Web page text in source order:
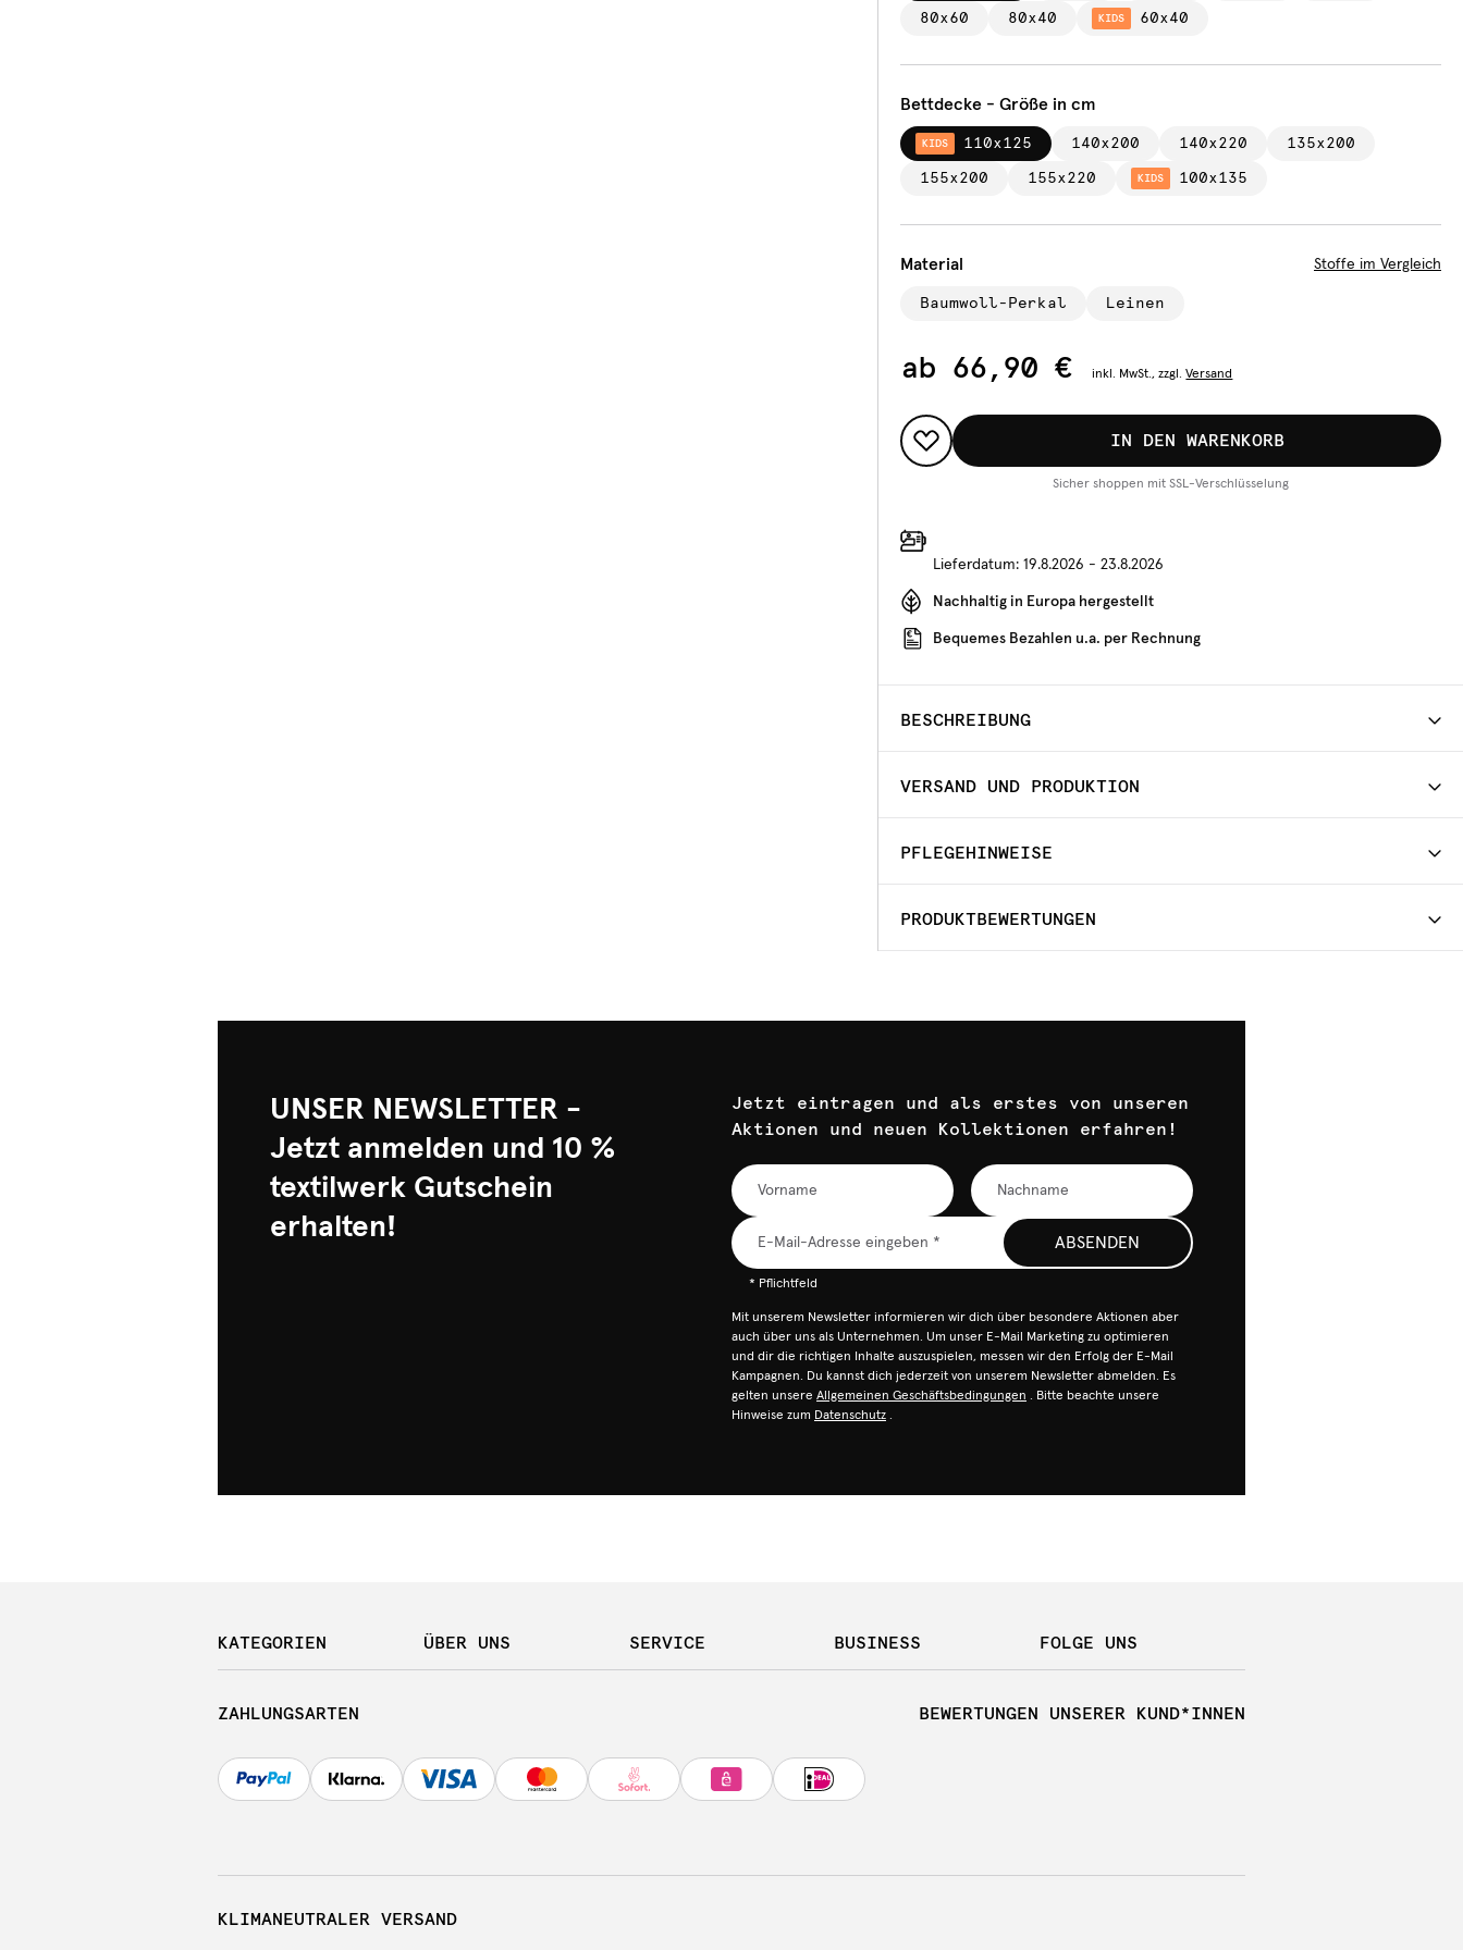
80x60 80x40 KIDS 60x40
Bettdecke - Größe in cm
KIDS 110x125 140x200 140x220 135x200
155x200 155x220 KIDS 100x135
Material Stoffe im Vergleich
Baumwoll-Perkal Leinen
ab 66,90 € inkl. MwSt., zzgl. Versand
IN DEN WARENKORB
Sicher shoppen mit SSL-Verschlüsselung
Lieferdatum: 19.8.2026 - 23.8.2026
Nachhaltig in Europa hergestellt
Bequemes Bezahlen u.a. per Rechnung
BESCHREIBUNG
VERSAND UND PRODUKTION
PFLEGEHINWEISE
PRODUKTBEWERTUNGEN
UNSER NEWSLETTER -
Jetzt anmelden und 10 %
textilwerk Gutschein
erhalten!
Jetzt eintragen und als erstes von unseren
Aktionen und neuen Kollektionen erfahren!
ABSENDEN
* Pflichtfeld
Mit unserem Newsletter informieren wir dich über besondere Aktionen aber
auch über uns als Unternehmen. Um unser E-Mail Marketing zu optimieren
und dir die richtigen Inhalte auszuspielen, messen wir den Erfolg der E-Mail
Kampagnen. Du kannst dich jederzeit von unserem Newsletter abmelden. Es
gelten unsere Allgemeinen Geschäftsbedingungen . Bitte beachte unsere
Hinweise zum Datenschutz .
KATEGORIEN ÜBER UNS SERVICE BUSINESS FOLGE UNS
ZAHLUNGSARTEN BEWERTUNGEN UNSERER KUND*INNEN
KLIMANEUTRALER VERSAND